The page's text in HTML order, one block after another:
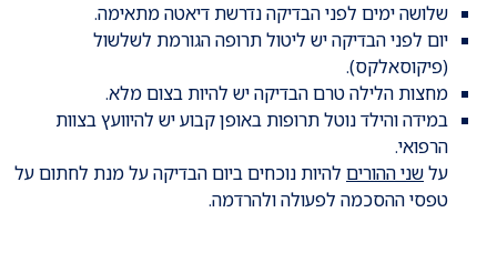
שלושה ימים לפני הבדיקה נדרשת דיאטה מתאימה.
יום לפני הבדיקה יש ליטול תרופה הגורמת לשלשול
(פיקוסאלקס).
מחצות הלילה טרם הבדיקה יש להיות בצום מלא.
במידה והילד נוטל תרופות באופן קבוע יש להיוועץ בצוות
הרפואי.
עלשני ההורים להיות נוכחים ביום הבדיקה על מנת לחתום על
טפסי ההסכמה לפעולה ולהרדמה.